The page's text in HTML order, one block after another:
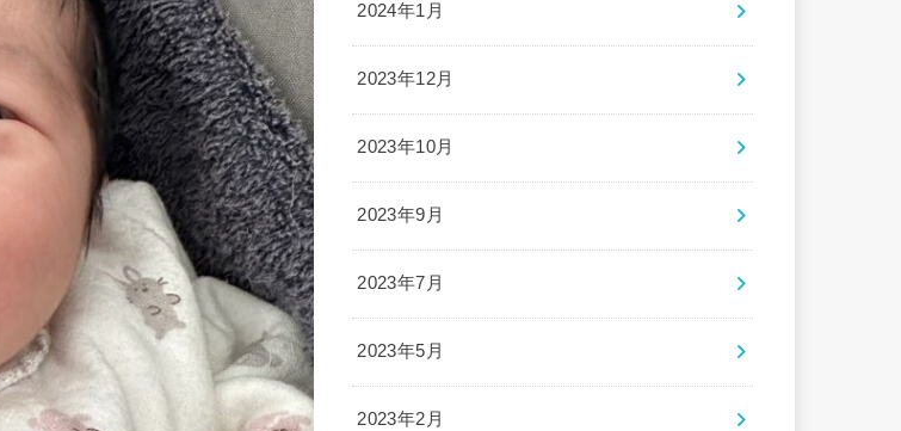
2024年1月
2023年12月
2023年10月
2023年9月
2023年7月
2023年5月
2023年2月